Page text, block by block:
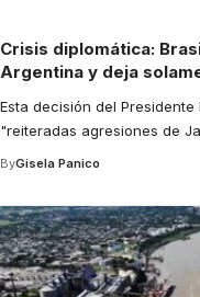
Crisis diplomática:
Argentina y deja
Esta decisión del
"reiteradas agresiones de
ByGisela Panico